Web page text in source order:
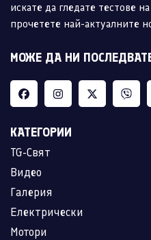
искате да гледате тестове
прочетете най-актуалните
МОЖЕ ДА НИ
КАТЕГОРИИ
TG-Свят
Видео
Галерия
Електрически
Мотори